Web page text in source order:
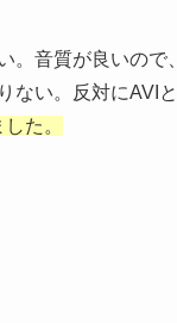
。音質が良いの
ない。反対にAVI
た。